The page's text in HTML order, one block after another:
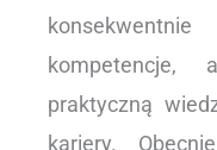
kompetencje,
praktyczną
kariery.